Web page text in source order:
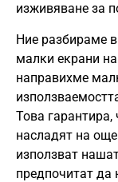
изживяване за
Ние разбираме
малки екрани
направихме
Това гарантира,
насладят на
използват
предпочитат да